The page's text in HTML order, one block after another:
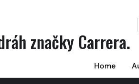
značky Carrera.
Home